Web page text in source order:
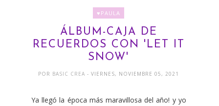
♥PAULA
ÁLBUM-CAJA DE
RECUERDOS CON 'LET IT
SNOW'
POR BASIC CREA- VIERNES, NOVIEMBRE 05, 2021
Ya llegó la época más maravillosa del año! y yo